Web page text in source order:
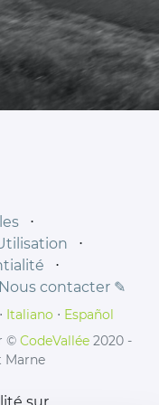
⋅
⋅
⋅
Nous contacter ✎
⋅ Italiano ⋅ Español
© CodeVallée 2020 -
Marne